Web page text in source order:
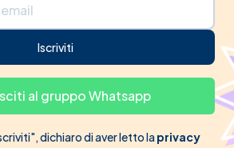
Iscriviti
al gruppo Whatsapp
dichiaro di aver letto laprivacy